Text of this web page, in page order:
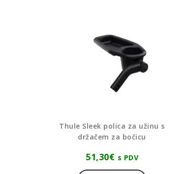
Thule Sleek polica za užinu s
držačem za bočicu
51,30€ s PDV